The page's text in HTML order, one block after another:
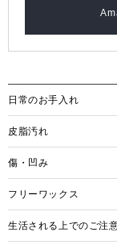
日常のお手入れ
皮脂汚れ
傷・凹み
フリーワックス
生活される上でのご注